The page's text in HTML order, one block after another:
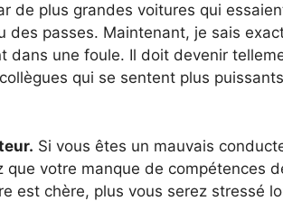
de plus grandes voitures qui
passes. Maintenant, je sais
dans une foule. Il doit devenir
qui se sentent plus
Si vous êtes un mauvais
que votre manque de compétences
est chère, plus vous serez stressé